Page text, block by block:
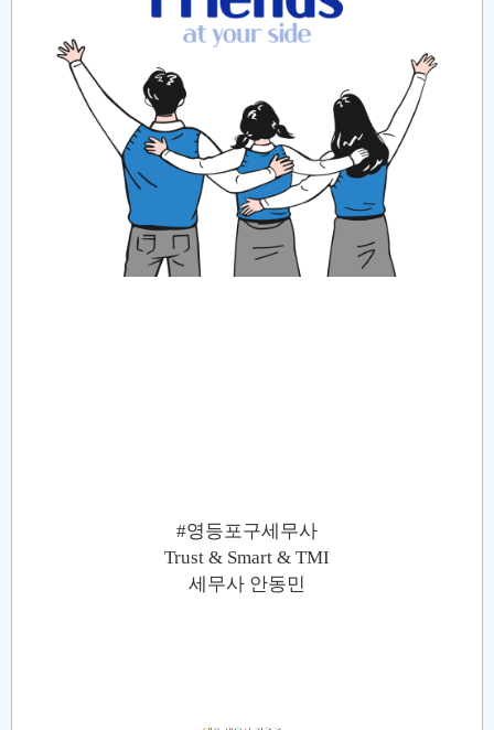
#영등포구세무사
Trust & Smart & TMI
세무사 안동민